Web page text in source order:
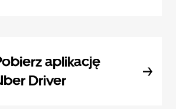
aplikację
Driver